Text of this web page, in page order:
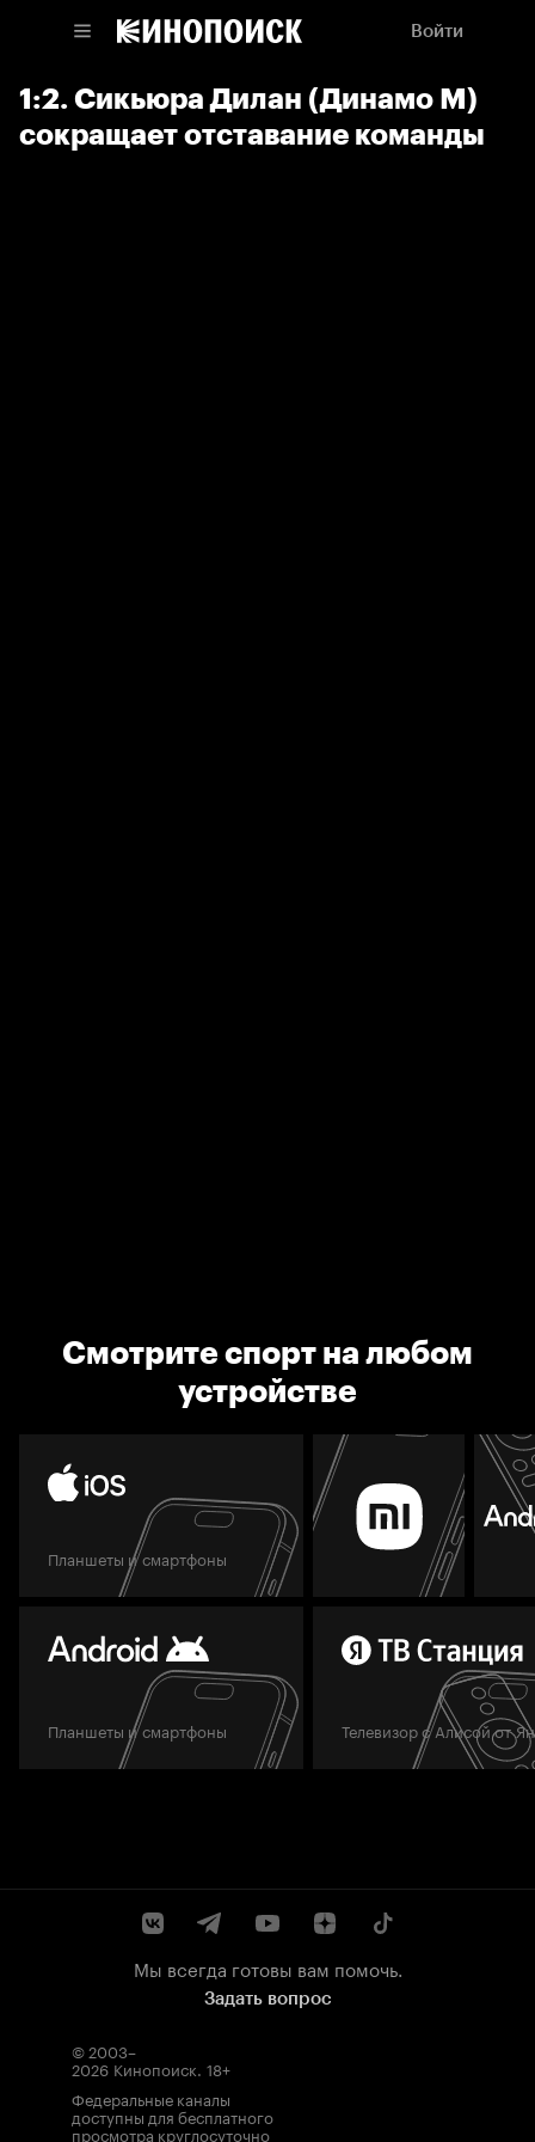
Войти
1:2. Сикьюра Дилан (Динамо М)
сокращает отставание команды
Смотрите спорт на любом
устройстве
Планшеты и смартфоны
Планшеты и смартфоны Телевизор с Алисой от
Мы всегда готовы вам помочь.
Задать вопрос
© 2003–
2026 Кинопоиск. 18+
Федеральные каналы
доступны для бесплатного
просмотра круглосуточно